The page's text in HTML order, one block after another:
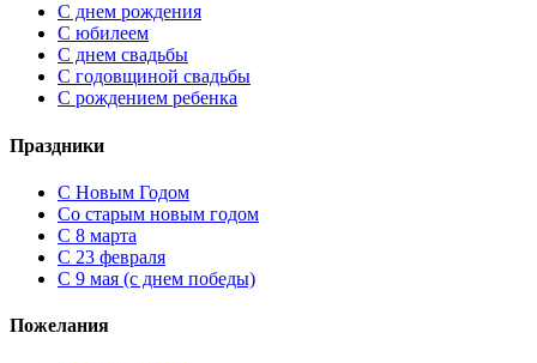
С днем рождения
С юбилеем
С днем свадьбы
С годовщиной свадьбы
С рождением ребенка
Праздники
C Новым Годом
Cо старым новым годом
С 8 марта
С 23 февраля
С 9 мая (с днем победы)
Пожелания